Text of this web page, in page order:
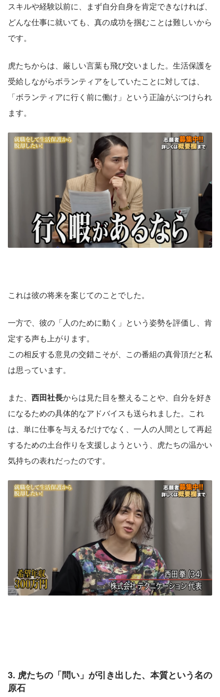
スキルや経験以前に、まず自分自身を肯定できなければ、
どんな仕事に就いても、真の成功を掴むことは難しいから
です。
虎たちからは、厳しい言葉も飛び交いました。生活保護を
受給しながらボランティアをしていたことに対しては、
「ボランティアに行く前に働け」という正論がぶつけられ
ます。
これは彼の将来を案じてのことでした。
一方で、彼の「人のために動く」という姿勢を評価し、肯
定する声も上がります。
この相反する意見の交錯こそが、この番組の真骨頂だと私
は思っています。
また、 西田社長からは見た目を整えることや、自分を好き
になるための具体的なアドバイスも送られました。これ
は、単に仕事を与えるだけでなく、一人の人間として再起
するための土台作りを支援しようという、虎たちの温かい
気持ちの表れだったのです。
3. 虎たちの「問い」が引き出した、本質という名の
原石